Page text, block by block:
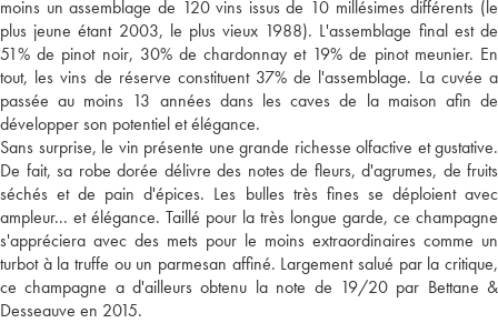
moins un assemblage de 120 vins issus de 10 millésimes différents (le
plus jeune étant 2003, le plus vieux 1988). L'assemblage final est de
51% de pinot noir, 30% de chardonnay et 19% de pinot meunier. En
tout, les vins de réserve constituent 37% de l'assemblage. La cuvée a
passée au moins 13 années dans les caves de la maison afin de
développer son potentiel et élégance.
Sans surprise, le vin présente une grande richesse olfactive et gustative.
De fait, sa robe dorée délivre des notes de fleurs, d'agrumes, de fruits
séchés et de pain d'épices. Les bulles très fines se déploient avec
ampleur... et élégance. Taillé pour la très longue garde, ce champagne
s'appréciera avec des mets pour le moins extraordinaires comme un
turbot à la truffe ou un parmesan affiné. Largement salué par la critique,
ce champagne a d'ailleurs obtenu la note de 19/20 par Bettane &
Desseauve en 2015.